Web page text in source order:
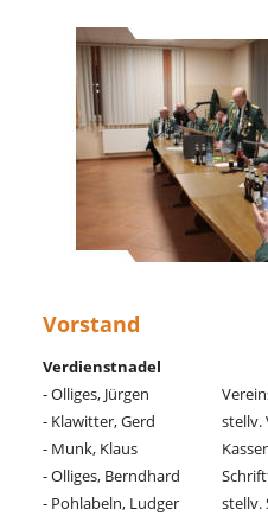
Vorstand
Verdienstnadel
- Olliges, Jürgen
- Klawitter, Gerd
stellv.
- Munk, Klaus
- Olliges, Berndhard
- Pohlabeln, Ludger
stellv.